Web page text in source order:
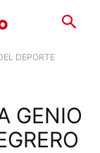
DEPORTE
GENIO